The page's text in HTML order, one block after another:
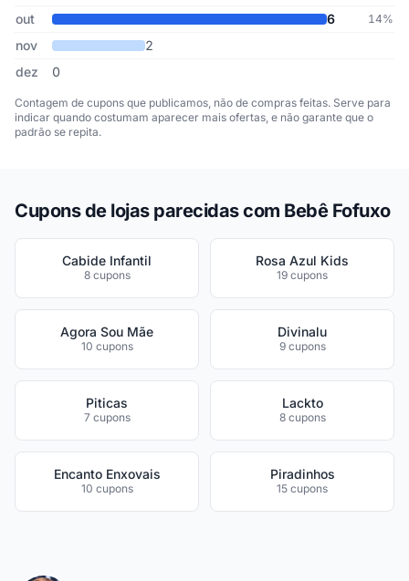
out 6 14%
nov
2
dez
0
Contagem de cupons que publicamos, não de compras feitas. Serve para
indicar quando costumam aparecer mais ofertas, e não garante que o
padrão se repita.
Cupons de lojas parecidas com Bebê Fofuxo
Cabide Infantil
8 cupons
Rosa Azul Kids
19 cupons
Agora Sou Mãe
10 cupons
Divinalu
9 cupons
Piticas
7 cupons
Lackto
8 cupons
Encanto Enxovais
10 cupons
Piradinhos
15 cupons